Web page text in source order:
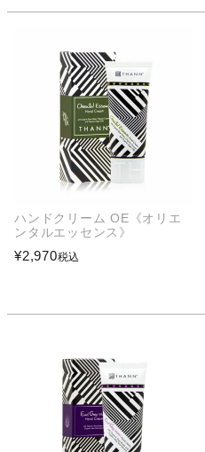
ハンドクリーム OE《オリエ
ンタルエッセンス》
¥2,970税込